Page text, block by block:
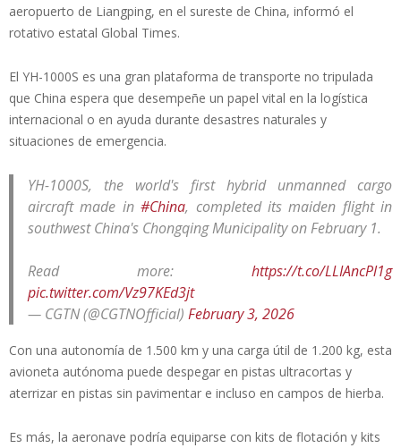
aeropuerto de Liangping, en el sureste de China, informó el
rotativo estatal Global Times.
El YH-1000S es una gran plataforma de transporte no tripulada
que China espera que desempeñe un papel vital en la logística
internacional o en ayuda durante desastres naturales y
situaciones de emergencia.
YH-1000S, the world's first hybrid unmanned cargo
aircraft made in#China, completed its maiden flight in
southwest China's Chongqing Municipality on February 1.
Read more: https://t.co/LLIAncPl1g
pic.twitter.com/Vz97KEd3jt
— CGTN (@CGTNOfficial) February 3, 2026
Con una autonomía de 1.500 km y una carga útil de 1.200 kg, esta
avioneta autónoma puede despegar en pistas ultracortas y
aterrizar en pistas sin pavimentar e incluso en campos de hierba.
Es más, la aeronave podría equiparse con kits de flotación y kits